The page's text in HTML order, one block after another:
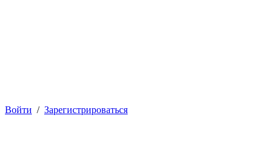
Войти / Зарегистрироваться